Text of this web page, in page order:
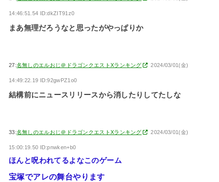
14:46:51.54 ID:dkZIT91z0
まあ無理だろうなと思ったがやっぱりか
27:名無しのエルおじ＠ドラゴンクエストXランキング 2024/03/01(金)
14:49:22.19 ID:92gwPZ1o0
結構前にニュースリリースから消したりしてたしな
33:名無しのエルおじ＠ドラゴンクエストXランキング 2024/03/01(金)
15:00:19.50 ID:pnwken+b0
ほんと呪われてるよなこのゲーム
宝塚でアレの舞台やります